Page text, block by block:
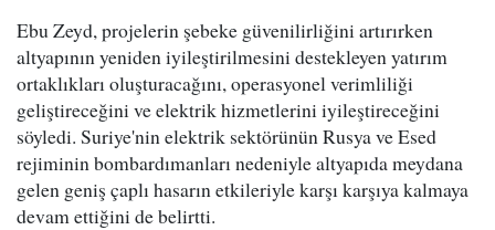
Ebu Zeyd, projelerin şebeke güvenilirliğini artırırken
altyapının yeniden iyileştirilmesini destekleyen yatırım
ortaklıkları oluşturacağını, operasyonel verimliliği
geliştireceğini ve elektrik hizmetlerini iyileştireceğini
söyledi. Suriye'nin elektrik sektörünün Rusya ve Esed
rejiminin bombardımanları nedeniyle altyapıda meydana
gelen geniş çaplı hasarın etkileriyle karşı karşıya kalmaya
devam ettiğini de belirtti.